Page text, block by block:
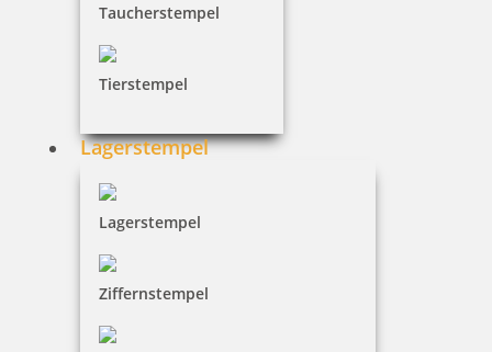
Taucherstempel
Tierstempel
Lagerstempel
Lagerstempel
Ziffernstempel
Trodat Printy 4915 70 x 25 mm
Jetzt gestalten